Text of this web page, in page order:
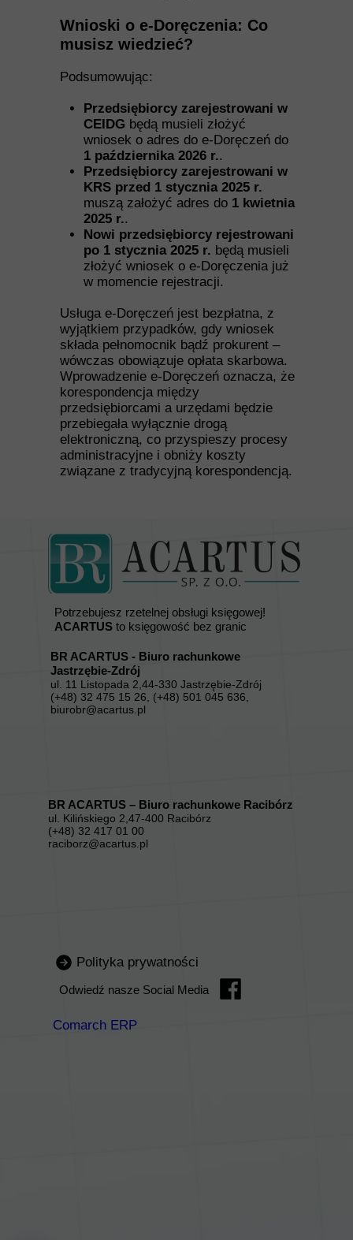
Wnioski o e-Doręczenia: Co
musisz wiedzieć?
Podsumowując:
Przedsiębiorcy zarejestrowani w
CEIDG będą musieli złożyć
wniosek o adres do e-Doręczeń do
1 października 2026 r..
Przedsiębiorcy zarejestrowani w
KRS przed 1 stycznia 2025 r.
muszą założyć adres do 1 kwietnia
2025 r..
Nowi przedsiębiorcy rejestrowani
po 1 stycznia 2025 r. będą musieli
złożyć wniosek o e-Doręczenia już
w momencie rejestracji.
Usługa e-Doręczeń jest bezpłatna, z
wyjątkiem przypadków, gdy wniosek
składa pełnomocnik bądź prokurent –
wówczas obowiązuje opłata skarbowa.
Wprowadzenie e-Doręczeń oznacza, że
korespondencja między
przedsiębiorcami a urzędami będzie
przebiegała wyłącznie drogą
elektroniczną, co przyspieszy procesy
administracyjne i obniży koszty
związane z tradycyjną korespondencją.
Polityka prywatności
Potrzebujesz rzetelnej obsługi księgowej!
ACARTUS to księgowość bez granic
BR ACARTUS - Biuro rachunkowe
Jastrzębie-Zdrój
ul. 11 Listopada 2,44-330 Jastrzębie-Zdrój
(+48) 32 475 15 26, (+48) 501 045 636,
biurobr@acartus.pl
BR ACARTUS – Biuro rachunkowe Racibórz
ul. Kilińskiego 2,47-400 Racibórz
(+48) 32 417 01 00
raciborz@acartus.pl
Odwiedź nasze Social Media
Comarch ERP